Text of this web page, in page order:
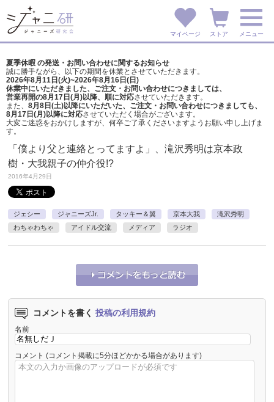
マイページ ストア メニュー
夏季休暇 の発送・お問い合わせに関するお知らせ
誠に勝手ながら、以下の期間を休業とさせていただきます。
2026年8月11日(火)~2026年8月16日(日)
休業中にいただきました、ご注文・お問い合わせにつきましては、
営業再開の8月17日(月)以降、順に対応させていただきます。
また、 8月8日(土)以降にいただいた、ご注文・ お問い合わせにつきましても、
8月17日(月)以降に対応させていただく場合がございます。
大変ご迷惑をおかけしますが、 何卒ご了承くださいますようお願い申し上げま
す。
「僕より父と連絡とってますよ」、滝沢秀明は京本政
樹・大我親子の仲介役!?
2016年4月29日
ジェシー ジャニーズJr. タッキー＆翼 京本大我
滝沢秀明
わちゃわちゃ
アイドル交流 メディア ラジオ
コメントを書く 投稿の利用規約
名前
コメント (コメント掲載に5分ほどかかる場合があります)